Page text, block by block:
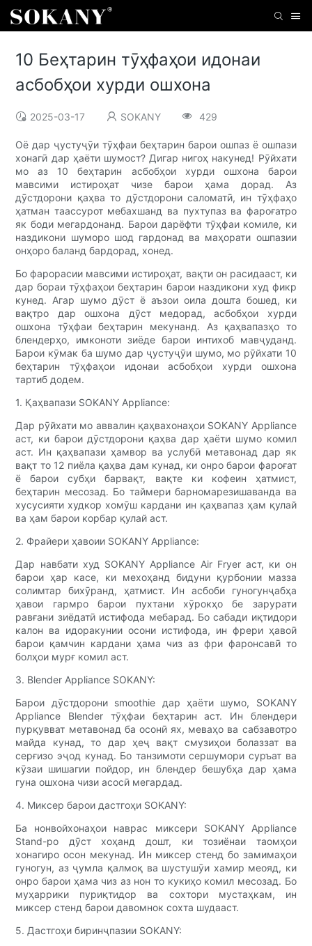
10 Беҳтарин тӯҳфаҳои идонаи
асбобҳои хурди ошхона
2025-03-17 SOKANY 429
Оё дар ҷустуҷӯи тӯҳфаи беҳтарин барои ошпаз ё ошпази
хонагӣ дар ҳаёти шумост? Дигар нигоҳ накунед! Рӯйхати
мо аз 10 беҳтарин асбобҳои хурди ошхона барои
мавсими истироҳат чизе барои ҳама дорад. Аз
дӯстдорони қаҳва то дӯстдорони саломатӣ, ин тӯҳфаҳо
ҳатман таассурот мебахшанд ва пухтупаз ва фароғатро
як боди мегардонанд. Барои дарёфти тӯҳфаи комиле, ки
наздикони шуморо шод гардонад ва маҳорати ошпазии
онҳоро баланд бардорад, хонед.
Бо фарорасии мавсими истироҳат, вақти он расидааст, ки
дар бораи тӯҳфаҳои беҳтарин барои наздикони худ фикр
кунед. Агар шумо дӯст ё аъзои оила дошта бошед, ки
вақтро дар ошхона дӯст медорад, асбобҳои хурди
ошхона тӯҳфаи беҳтарин мекунанд. Аз қаҳвапазҳо то
блендерҳо, имконоти зиёде барои интихоб мавҷуданд.
Барои кӯмак ба шумо дар ҷустуҷӯи шумо, мо рӯйхати 10
беҳтарин тӯҳфаҳои идонаи асбобҳои хурди ошхона
тартиб додем.
1. Қаҳвапази SOKANY Appliance:
Дар рӯйхати мо аввалин қаҳвахонаҳои SOKANY Appliance
аст, ки барои дӯстдорони қаҳва дар ҳаёти шумо комил
аст. Ин қаҳвапази ҳамвор ва услубӣ метавонад дар як
вақт то 12 пиёла қаҳва дам кунад, ки онро барои фароғат
ё барои субҳи барвақт, вақте ки кофеин ҳатмист,
беҳтарин месозад. Бо таймери барномарезишаванда ва
хусусияти худкор хомӯш кардани ин қаҳвапаз ҳам қулай
ва ҳам барои корбар қулай аст.
2. Фрайери ҳавоии SOKANY Appliance:
Дар навбати худ SOKANY Appliance Air Fryer аст, ки он
барои ҳар касе, ки мехоҳанд бидуни қурбонии мазза
солимтар бихӯранд, ҳатмист. Ин асбоби гуногунҷабҳа
ҳавои гармро барои пухтани хӯрокҳо бе зарурати
равғани зиёдатӣ истифода мебарад. Бо сабади иқтидори
калон ва идоракунии осони истифода, ин фрери ҳавоӣ
барои қамчин кардани ҳама чиз аз фри фаронсавӣ то
болҳои мурғ комил аст.
3. Blender Appliance SOKANY:
Барои дӯстдорони smoothie дар ҳаёти шумо, SOKANY
Appliance Blender тӯҳфаи беҳтарин аст. Ин блендери
пурқувват метавонад ба осонӣ ях, меваҳо ва сабзавотро
майда кунад, то дар ҳеҷ вақт смузиҳои болаззат ва
серғизо эҷод кунад. Бо танзимоти сершумори суръат ва
кӯзаи шишагии пойдор, ин блендер бешубҳа дар ҳама
гуна ошхона чизи асосӣ мегардад.
4. Миксер барои дастгоҳи SOKANY:
Ба нонвойхонаҳои наврас миксери SOKANY Appliance
Stand-ро дӯст хоҳанд дошт, ки тозиёнаи таомҳои
хонагиро осон мекунад. Ин миксер стенд бо замимаҳои
гуногун, аз ҷумла қалмоқ ва шустушӯи хамир меояд, ки
онро барои ҳама чиз аз нон то кукиҳо комил месозад. Бо
муҳаррики пуриқтидор ва сохтори мустаҳкам, ин
миксер стенд барои давомнок сохта шудааст.
5. Дастгоҳи биринҷпазии SOKANY: